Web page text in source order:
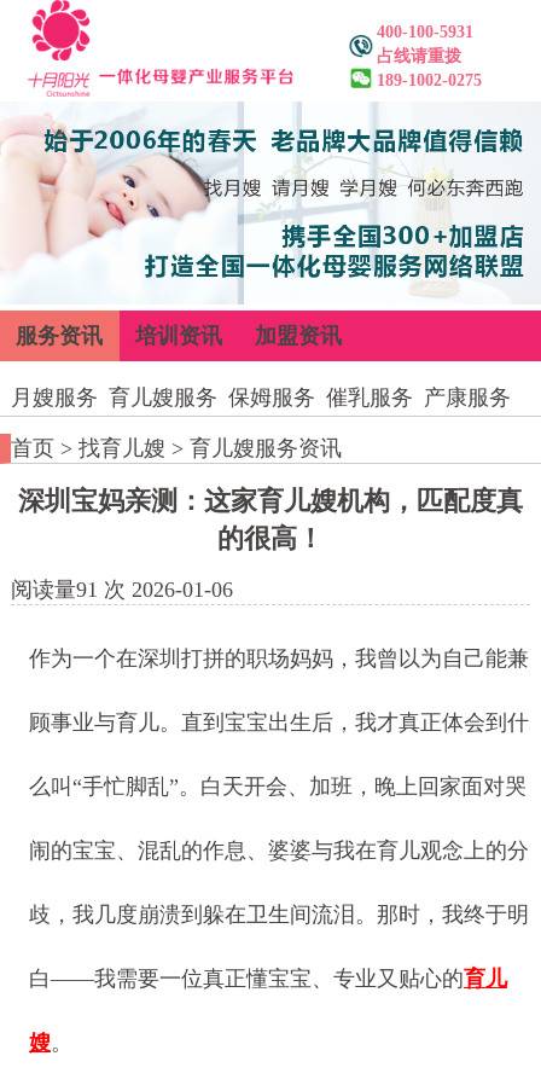
400-100-5931
占线请重拨
189-1002-0275
服务资讯 培训资讯 加盟资讯
月嫂服务 育儿嫂服务 保姆服务 催乳服务 产康服务
首页> 找育儿嫂 > 育儿嫂服务资讯
深圳宝妈亲测：这家育儿嫂机构，匹配度真
的很高！
阅读量91 次 2026-01-06
作为一个在深圳打拼的职场妈妈，我曾以为自己能兼
顾事业与育儿。直到宝宝出生后，我才真正体会到什
么叫“手忙脚乱”。白天开会、加班，晚上回家面对哭
闹的宝宝、混乱的作息、婆婆与我在育儿观念上的分
歧，我几度崩溃到躲在卫生间流泪。那时，我终于明
白——我需要一位真正懂宝宝、专业又贴心的育儿
嫂。